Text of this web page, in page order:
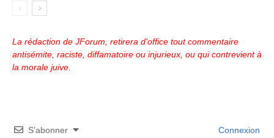
La rédaction de JForum, retirera d'office tout commentaire
antisémite, raciste, diffamatoire ou injurieux, ou qui contrevient à
la morale juive.
S’abonner Connexion